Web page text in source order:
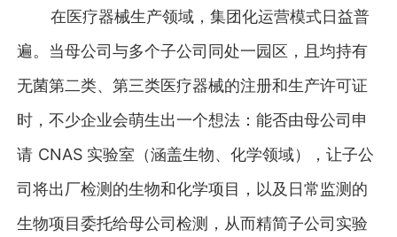
在医疗器械生产领域，集团化运营模式日益普
遍。当母公司与多个子公司同处一园区，且均持有
无菌第二类、第三类医疗器械的注册和生产许可证
时，不少企业会萌生出一个想法：能否由母公司申
请 CNAS 实验室（涵盖生物、化学领域），让子公
司将出厂检测的生物和化学项目，以及日常监测的
生物项目委托给母公司检测，从而精简子公司实验